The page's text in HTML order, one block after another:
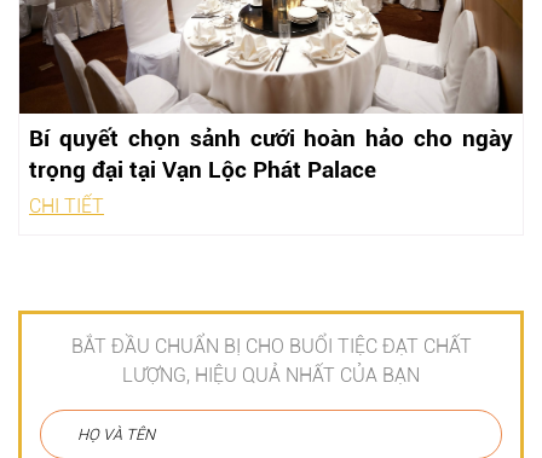
Bí quyết chọn sảnh cưới hoàn hảo cho ngày
trọng đại tại Vạn Lộc Phát Palace
CHI TIẾT
BẮT ĐẦU CHUẨN BỊ CHO BUỔI TIỆC ĐẠT CHẤT
LƯỢNG, HIỆU QUẢ NHẤT CỦA BẠN